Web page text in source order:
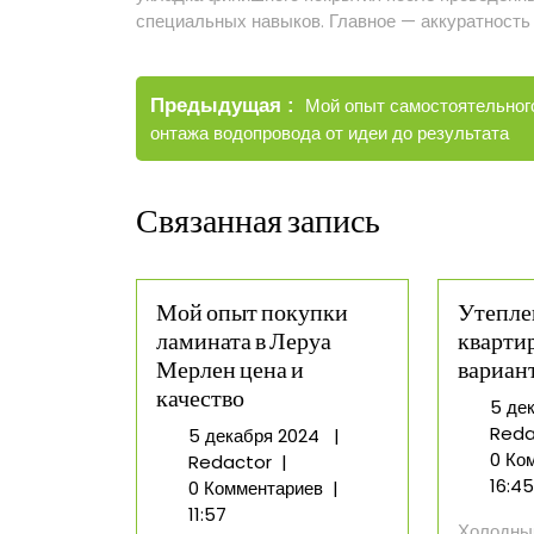
специальных навыков. Главное — аккуратность
Навигация
по
записям
Предыдущая
Старые
записи
Мой опыт
онтажа водопровода от идеи до результата
Связанная запись
Мой опыт покупки
ламината в Леруа
Мерлен цена и
качество
5 декабря 20245
2024
|
RedactorМой
опыт
|
0 Комментариев |
11:57
5
0
16:45